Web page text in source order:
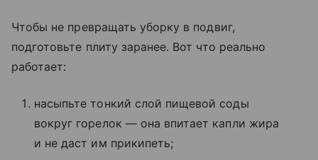
Чтобы не превращать уборку в подвиг,
подготовьте плиту заранее. Вот что реально
работает:
насыпьте тонкий слой пищевой соды
вокруг горелок — она впитает капли жира
и не даст им прикипеть;